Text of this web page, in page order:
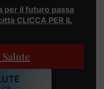
per il futuro passa
CLICCA PER IL